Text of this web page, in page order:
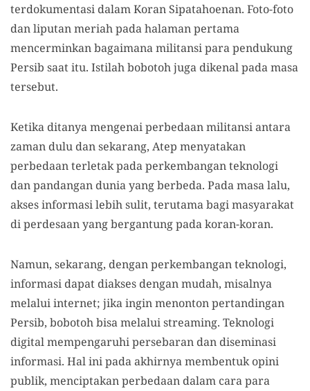
terdokumentasi dalam Koran Sipatahoenan. Foto-foto
dan liputan meriah pada halaman pertama
mencerminkan bagaimana militansi para pendukung
Persib saat itu. Istilah bobotoh juga dikenal pada masa
tersebut.
Ketika ditanya mengenai perbedaan militansi antara
zaman dulu dan sekarang, Atep menyatakan
perbedaan terletak pada perkembangan teknologi
dan pandangan dunia yang berbeda. Pada masa lalu,
akses informasi lebih sulit, terutama bagi masyarakat
di perdesaan yang bergantung pada koran-koran.
Namun, sekarang, dengan perkembangan teknologi,
informasi dapat diakses dengan mudah, misalnya
melalui internet; jika ingin menonton pertandingan
Persib, bobotoh bisa melalui streaming. Teknologi
digital mempengaruhi persebaran dan diseminasi
informasi. Hal ini pada akhirnya membentuk opini
publik, menciptakan perbedaan dalam cara para